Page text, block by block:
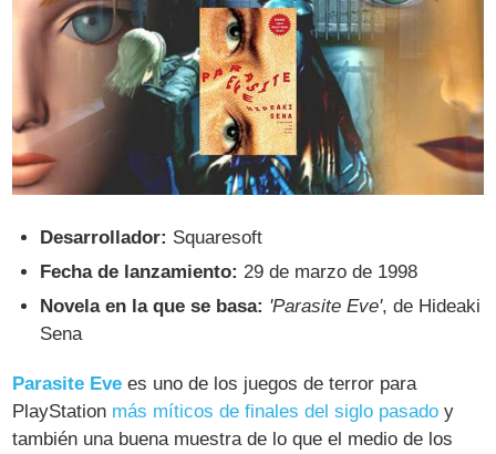
Desarrollador: Squaresoft
Fecha de lanzamiento: 29 de marzo de 1998
Novela en la que se basa: 'Parasite Eve', de Hideaki
Sena
Parasite Eve es uno de los juegos de terror para
PlayStation más míticos de finales del siglo pasado y
también una buena muestra de lo que el medio de los